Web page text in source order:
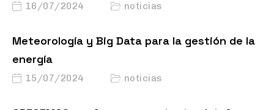
16/07/2024 noticias
Meteorología y Big Data para la gestión de la
energía
15/07/2024 noticias